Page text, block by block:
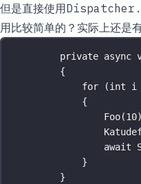
但是直接使用
用比较简单的？实际上还是
private async
{
for (int i
{
Foo(10
await
}
}